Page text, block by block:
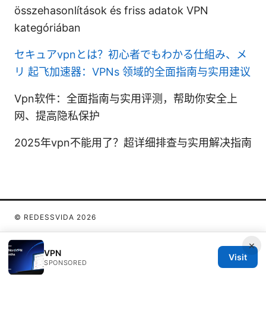
összehasonlítások és friss adatok VPN
kategóriában
セキュアvpnとは？初心者でもわかる仕組み、メ
リ 起飞加速器：VPNs 领域的全面指南与实用建议
Vpn软件：全面指南与实用评测，帮助你安全上
网、提高隐私保护
2025年vpn不能用了？超详细排查与实用解决指南
×
VPN
SPONSORED
Visit
© REDESSVIDA 2026